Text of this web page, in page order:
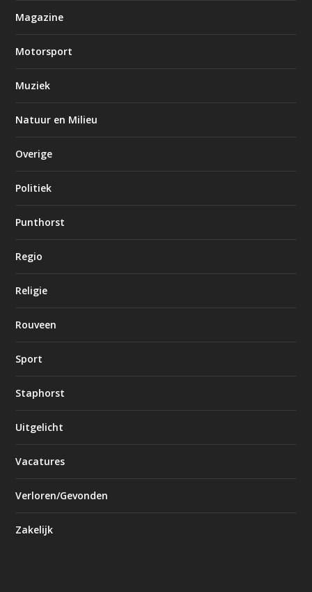
Magazine
Motorsport
Muziek
Natuur en Milieu
Overige
Politiek
Punthorst
Regio
Religie
Rouveen
Sport
Staphorst
Uitgelicht
Vacatures
Verloren/Gevonden
Zakelijk